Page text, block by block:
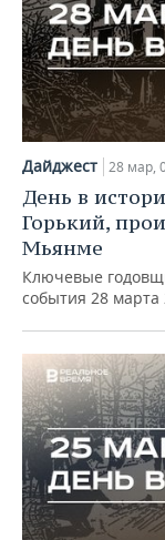
Дайджест 28 мар,
День в
Горький,
Мьянме
Ключевые
события 28 марта